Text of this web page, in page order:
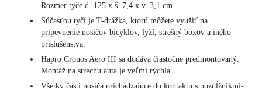
Rozmer tyče d. 125 x š. 7,4 x v. 3,1 cm
Súčasťou tyčí je T-drážka, ktorú môžete využiť na
pripevnenie nosičov bicyklov, lyží, strešný boxov a iného
príslušenstva.
Hapro Cronos Aero III sa dodáva čiastočne predmontovaný.
Montáž na strechu auta je veľmi rýchla.
Všetky časti nosiča prichádzajúce do kontaktu s pozdĺžnikmi-